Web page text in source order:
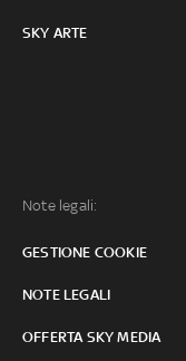
SKY ARTE
Note legali:
GESTIONE COOKIE
NOTE LEGALI
OFFERTA SKY MEDIA